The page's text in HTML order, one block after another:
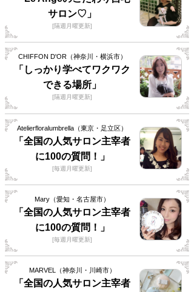
サロン♡」
[隔週月曜更新]
CHIFFON D'OR（神奈川・横浜市）
「しっかり学べてワクワク
できる場所」
[隔週月曜更新]
Atelierfloralumbrella（東京・足立区）
「全国の人気サロン主宰者
に100の質問！」
[毎週月曜更新]
Mary（愛知・名古屋市）
「全国の人気サロン主宰者
に100の質問！」
[毎週月曜更新]
MARVEL（神奈川・川崎市）
「全国の人気サロン主宰者